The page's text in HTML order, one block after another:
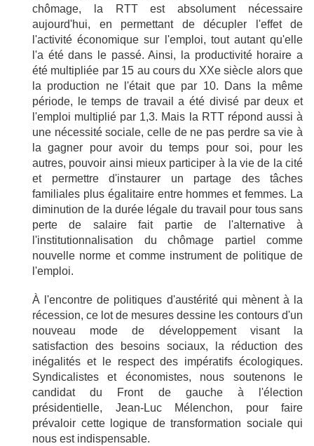
chômage, la RTT est absolument nécessaire
aujourd'hui, en permettant de décupler l'effet de
l'activité économique sur l'emploi, tout autant qu'elle
l'a été dans le passé. Ainsi, la productivité horaire a
été multipliée par 15 au cours du XXe siècle alors que
la production ne l'était que par 10. Dans la même
période, le temps de travail a été divisé par deux et
l'emploi multiplié par 1,3. Mais la RTT répond aussi à
une nécessité sociale, celle de ne pas perdre sa vie à
la gagner pour avoir du temps pour soi, pour les
autres, pouvoir ainsi mieux participer à la vie de la cité
et permettre d'instaurer un partage des tâches
familiales plus égalitaire entre hommes et femmes. La
diminution de la durée légale du travail pour tous sans
perte de salaire fait partie de l'alternative à
l'institutionnalisation du chômage partiel comme
nouvelle norme et comme instrument de politique de
l'emploi.
À l'encontre de politiques d'austérité qui mènent à la
récession, ce lot de mesures dessine les contours d'un
nouveau mode de développement visant la
satisfaction des besoins sociaux, la réduction des
inégalités et le respect des impératifs écologiques.
Syndicalistes et économistes, nous soutenons le
candidat du Front de gauche à l'élection
présidentielle, Jean-Luc Mélenchon, pour faire
prévaloir cette logique de transformation sociale qui
nous est indispensable.